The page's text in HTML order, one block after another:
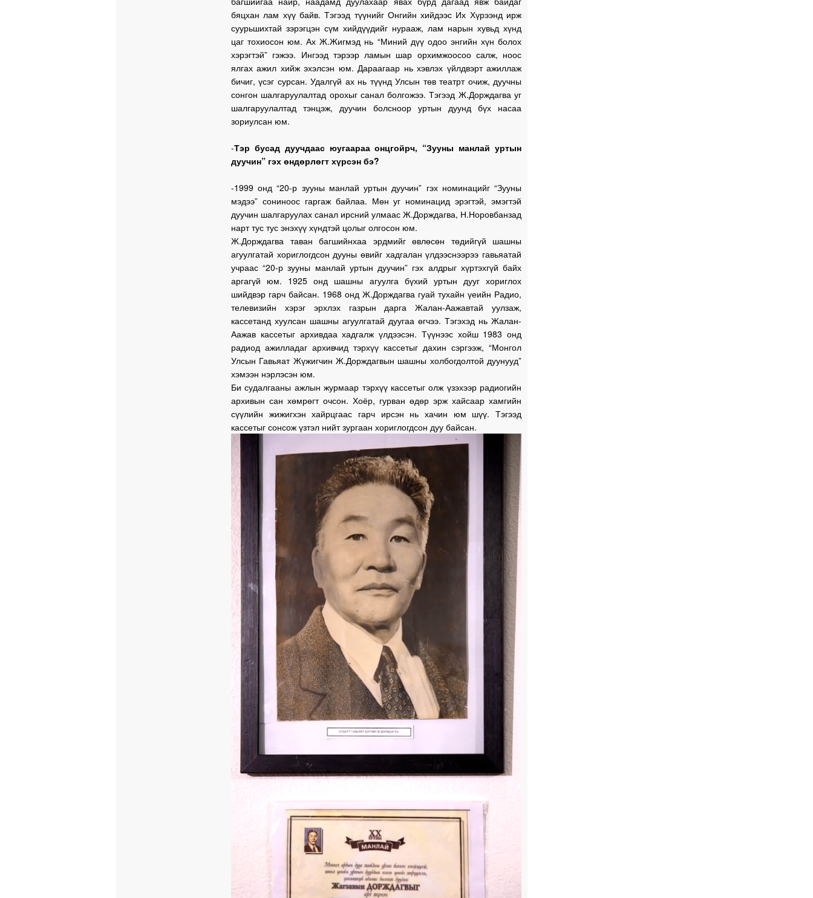
бяцхан лам хүү байв. Тэгээд түүнийг Онгийн хийдээс Их Хүрээнд ирж
суурьшихтай зэрэгцэн сүм хийдүүдийг нурааж, лам нарын хувьд хүнд
цаг тохиосон юм. Ах Ж.Жигмэд нь “Миний дүү одоо энгийн хүн болох
хэрэгтэй” гэжээ. Ингээд тэрээр ламын шар орхимжоосоо салж, ноос
ялгах ажил хийж эхэлсэн юм. Дараагаар нь хэвлэх үйлдвэрт ажиллаж
бичиг, үсэг сурсан. Удалгүй ах нь түүнд Улсын төв театрт очиж, дуучны
сонгон шалгаруулалтад орохыг санал болгожээ. Тэгээд Ж.Дорждагва уг
шалгаруулалтад тэнцэж, дуучин болсноор уртын дуунд бүх насаа
зориулсан юм.
-Тэр бусад дуучдаас юугаараа онцгойрч, “Зууны манлай уртын
дуучин” гэх өндөрлөгт хүрсэн бэ?
-1999 онд “20-р зууны манлай уртын дуучин” гэх номинацийг “Зууны
мэдээ” сониноос гаргаж байлаа. Мөн уг номинацид эрэгтэй, эмэгтэй
дуучин шалгаруулах санал ирсний улмаас Ж.Дорждагва, Н.Норовбанзад
нарт тус тус энэхүү хүндтэй цолыг олгосон юм.
Ж.Дорждагва таван багшийнхаа эрдмийг өвлөсөн төдийгүй шашны
агуулгатай хориглогдсон дууны өвийг хадгалан үлдээснээрээ гавьяатай
учраас “20-р зууны манлай уртын дуучин” гэх алдрыг хүртэхгүй байх
аргагүй юм. 1925 онд шашны агуулга бүхий уртын дууг хориглох
шийдвэр гарч байсан. 1968 онд Ж.Дорждагва гуай тухайн үеийн Радио,
телевизийн хэрэг эрхлэх газрын дарга Жалан-Аажавтай уулзаж,
кассетанд хуулсан шашны агуулгатай дуугаа өгчээ. Тэгэхэд нь Жалан-
Аажав кассетыг архивдаа хадгалж үлдээсэн. Түүнээс хойш 1983 онд
радиод ажилладаг архивчид тэрхүү кассетыг дахин сэргээж, “Монгол
Улсын Гавьяат Жүжигчин Ж.Дорждагвын шашны холбогдолтой дуунууд”
хэмээн нэрлэсэн юм.
Би судалгааны ажлын журмаар тэрхүү кассетыг олж үзэхээр радиогийн
архивын сан хөмрөгт очсон. Хоёр, гурван өдөр эрж хайсаар хамгийн
сүүлийн жижигхэн хайрцгаас гарч ирсэн нь хачин юм шүү. Тэгээд
кассетыг сонсож үзтэл нийт зургаан хориглогдсон дуу байсан.